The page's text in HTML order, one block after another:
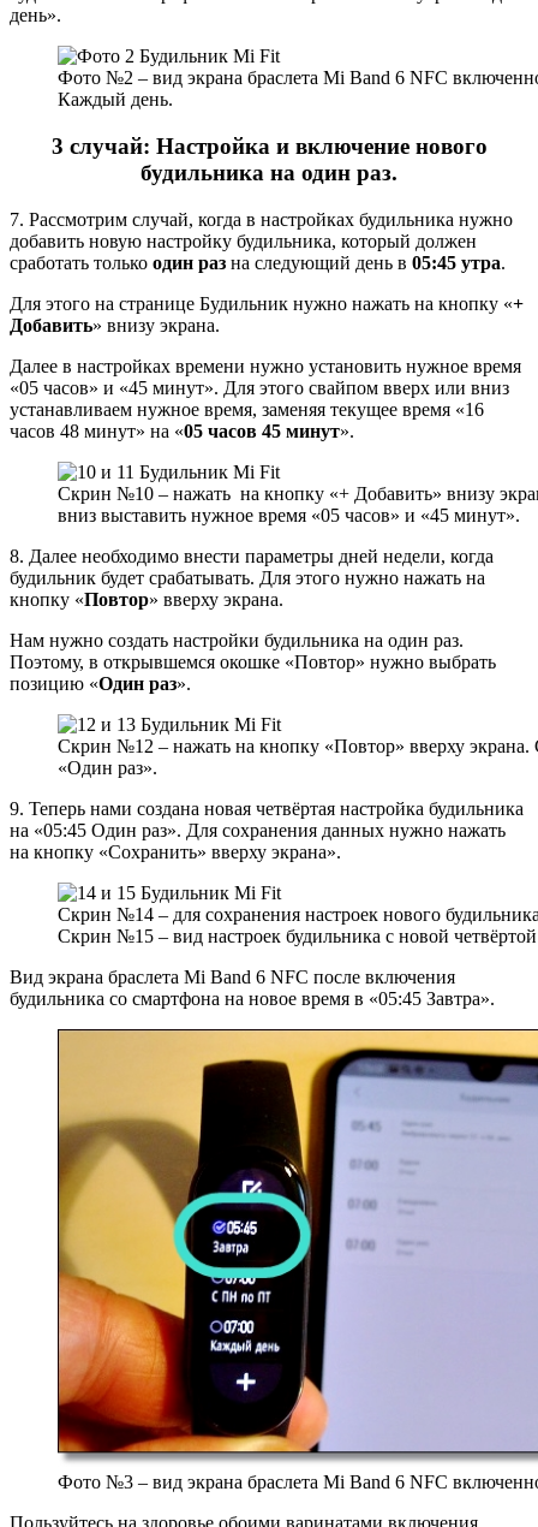
день».
Фото №2 – вид экрана браслета Mi Band 6 NFC
Каждый день.
3 случай: Настройка и включение нового
будильника на один раз.
7. Рассмотрим случай, когда в настройках будильника нужно
добавить новую настройку будильника, который должен
сработать только один раз на следующий день в 05:45 утра.
Для этого на странице Будильник нужно нажать на кнопку «+
Добавить» внизу экрана.
Далее в настройках времени нужно установить нужное время
«05 часов» и «45 минут». Для этого свайпом вверх или вниз
устанавливаем нужное время, заменяя текущее время «16
часов 48 минут» на «05 часов 45 минут».
Скрин №10 – нажать на кнопку «+ Добавить» внизу
вниз выставить нужное время «05 часов» и «45 минут».
8. Далее необходимо внести параметры дней недели, когда
будильник будет срабатывать. Для этого нужно нажать на
кнопку «Повтор» вверху экрана.
Нам нужно создать настройки будильника на один раз.
Поэтому, в открывшемся окошке «Повтор» нужно выбрать
позицию «Один раз».
Скрин №12 – нажать на кнопку «Повтор» вверху
«Один раз».
9. Теперь нами создана новая четвёртая настройка будильника
на «05:45 Один раз». Для сохранения данных нужно нажать
на кнопку «Сохранить» вверху экрана».
Скрин №14 – для сохранения настроек нового
Скрин №15 – вид настроек будильника с новой
Вид экрана браслета Mi Band 6 NFC после включения
будильника со смартфона на новое время в «05:45 Завтра».
Фото №3 – вид экрана браслета Mi Band 6 NFC
Пользуйтесь на здоровье обоими варинатами включения